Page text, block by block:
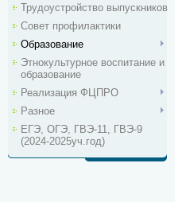
Трудоустройство выпускников
Совет профилактики
Образование
Этнокультурное воспитание и
образование
Реализация ФЦПРО
Разное
ЕГЭ, ОГЭ, ГВЭ-11, ГВЭ-9
(2024-2025уч.год)